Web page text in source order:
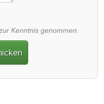
Kenntnis genommen.